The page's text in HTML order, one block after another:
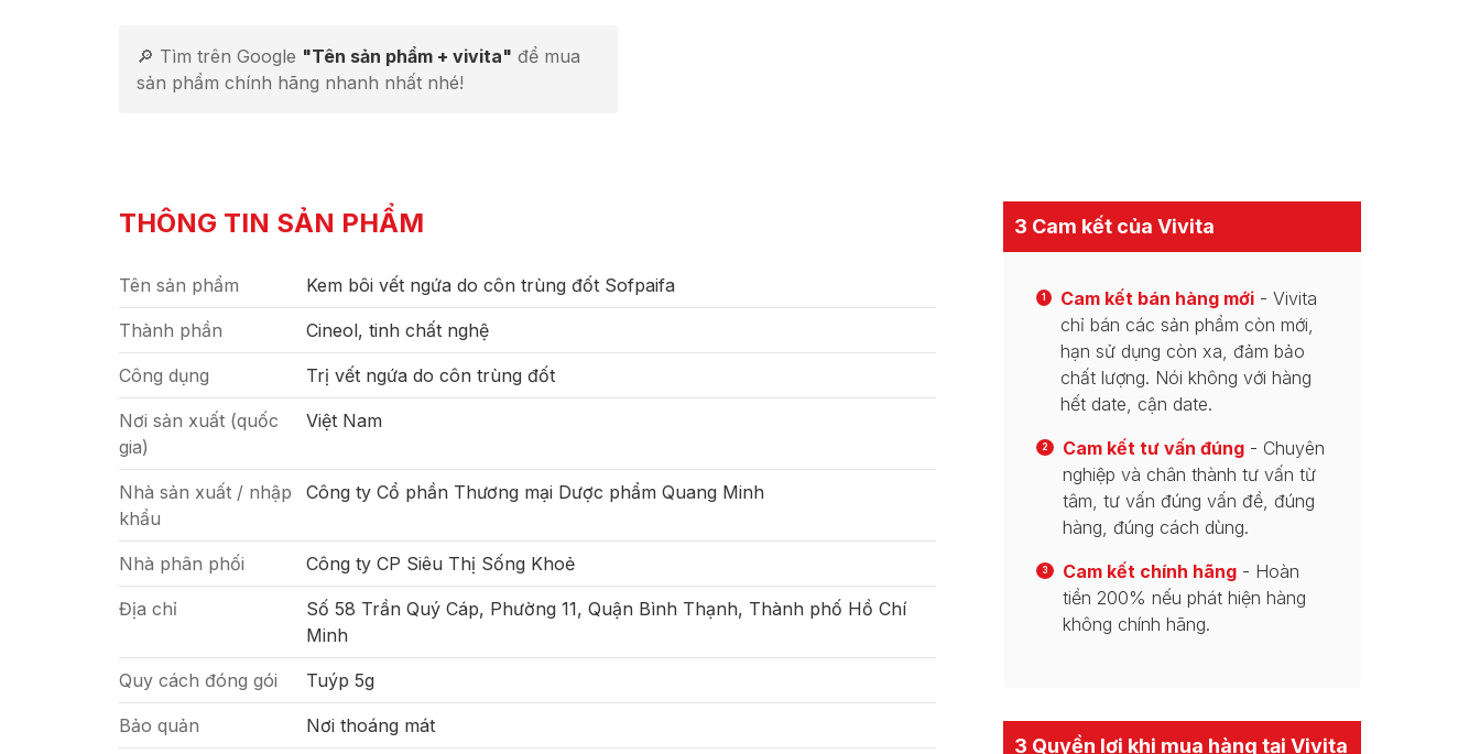
🔎 Tìm trên Google "Tên sản phẩm + vivita" để mua
sản phẩm chính hãng nhanh nhất nhé!
THÔNG TIN SẢN PHẨM
Tên sản phẩm Kem bôi vết ngứa do côn trùng đốt Sofpaifa
Thành phần Cineol, tinh chất nghệ
Công dụng Trị vết ngứa do côn trùng đốt
Nơi sản xuất (quốc
gia)
Việt Nam
Nhà sản xuất / nhập
khẩu
Công ty Cổ phần Thương mại Dược phẩm Quang Minh
Nhà phân phối Công ty CP Siêu Thị Sống Khoẻ
Địa chỉ
Số 58 Trần Quý Cáp, Phường 11, Quận Bình Thạnh, Thành phố Hồ Chí
Minh
Quy cách đóng gói Tuýp 5g
Bảo quản Nơi thoáng mát
3 Cam kết của Vivita
1 Cam kết bán hàng mới - Vivita
chỉ bán các sản phẩm còn mới,
hạn sử dụng còn xa, đảm bảo
chất lượng. Nói không với hàng
hết date, cận date.
2 Cam kết tư vấn đúng - Chuyên
nghiệp và chân thành tư vấn từ
tâm, tư vấn đúng vấn đề, đúng
hàng, đúng cách dùng.
3 Cam kết chính hãng - Hoàn
tiền 200% nếu phát hiện hàng
không chính hãng.
3 Quyền lợi khi mua hàng tại Vivita